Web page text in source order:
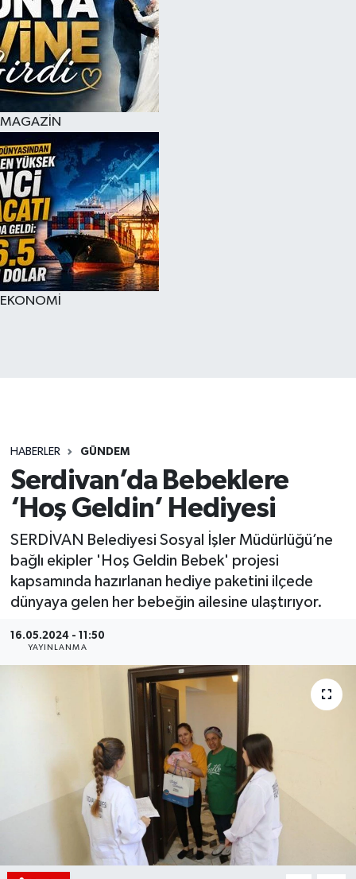
MAGAZİN
EKONOMİ
HABERLER GÜNDEM
Serdivan’da Bebeklere
‘Hoş Geldin’ Hediyesi
SERDİVAN Belediyesi Sosyal İşler Müdürlüğü’ne
bağlı ekipler 'Hoş Geldin Bebek' projesi
kapsamında hazırlanan hediye paketini ilçede
dünyaya gelen her bebeğin ailesine ulaştırıyor.
16.05.2024 - 11:50
YAYINLANMA